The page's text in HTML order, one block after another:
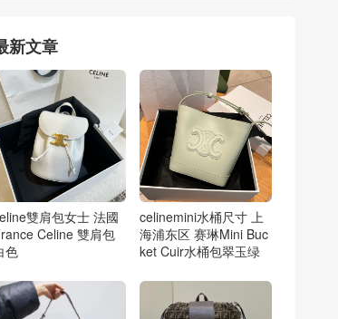
新文章
雙肩包女士 法國
Celine 雙肩包
色
celinemini水桶尺寸 上
海浦东区 赛琳Mini Buc
ket Cuir水桶包翠玉绿